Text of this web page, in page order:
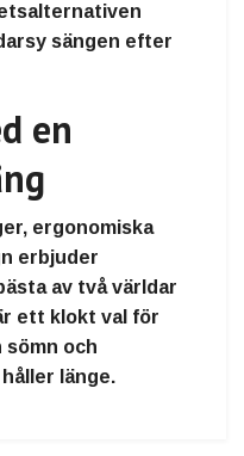
sängen efter
en
ergonomiska
erbjuder
av två världar
ett klokt val för
sömn och
länge.